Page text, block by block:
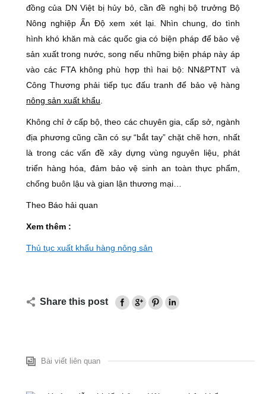
đồng của DN Việt bị hủy bỏ, cần đề nghị bộ trưởng Bộ
Nông nghiệp Ấn Độ xem xét lại. Nhìn chung, do tình
hình khó khăn mà các quốc gia có biện pháp để bảo vệ
sản xuất trong nước, song nếu những biện pháp này áp
vào các FTA không phù hợp thì hai bộ: NN&PTNT và
Công Thương phải tiếp tục đấu tranh để bảo vệ hàng
nông sản xuất khẩu
Không chỉ ở cấp bộ, theo các chuyên gia, cấp sở, ngành
địa phương cũng cần có sự “bắt tay” chặt chẽ hơn, nhất
là trong các vấn đề xây dựng vùng nguyên liệu, phát
triển hàng hóa, đảm bảo vệ sinh an toàn thực phẩm,
chống buôn lậu và gian lận thương mại…
Theo Báo hải quan
Xem thêm :
Thủ tục xuất khẩu hàng nông sản
Share this post
Bài viết liên quan